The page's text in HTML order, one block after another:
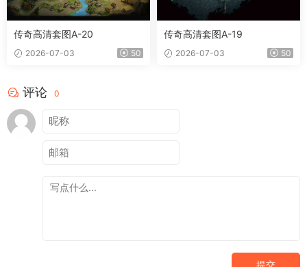
传奇高清套图A-20
2026-07-03 50
传奇高清套图A-19
2026-07-03 50
评论 0
提交